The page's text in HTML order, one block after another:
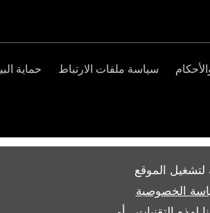
لتشغيل الموقع
الخصوصية
سياسة ملفات الارتباط حماية